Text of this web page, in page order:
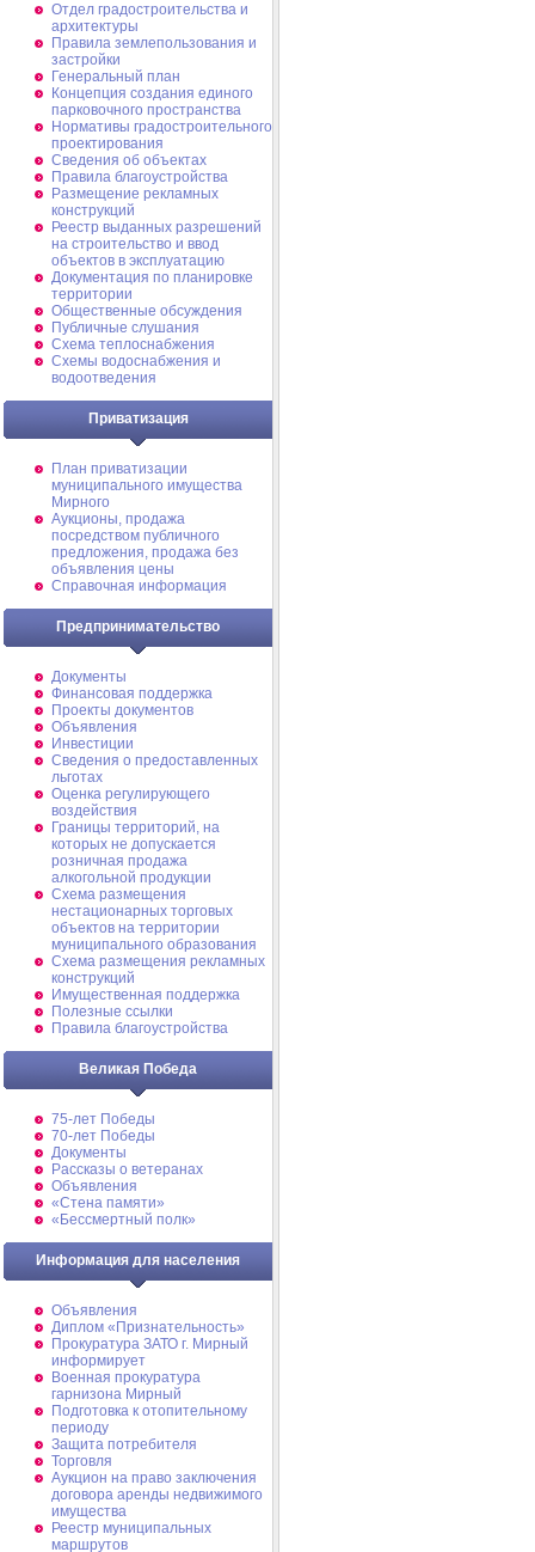
Отдел градостроительства и
архитектуры
Правила землепользования и
застройки
Генеральный план
Концепция создания единого
парковочного пространства
Нормативы градостроительного
проектирования
Сведения об объектах
Правила благоустройства
Размещение рекламных
конструкций
Реестр выданных разрешений
на строительство и ввод
объектов в эксплуатацию
Документация по планировке
территории
Общественные обсуждения
Публичные слушания
Схема теплоснабжения
Схемы водоснабжения и
водоотведения
Приватизация
План приватизации
муниципального имущества
Мирного
Аукционы, продажа
посредством публичного
предложения, продажа без
объявления цены
Справочная информация
Предпринимательство
Документы
Финансовая поддержка
Проекты документов
Объявления
Инвестиции
Сведения о предоставленных
льготах
Оценка регулирующего
воздействия
Границы территорий, на
которых не допускается
розничная продажа
алкогольной продукции
Схема размещения
нестационарных торговых
объектов на территории
муниципального образования
Схема размещения рекламных
конструкций
Имущественная поддержка
Полезные ссылки
Правила благоустройства
Великая Победа
75-лет Победы
70-лет Победы
Документы
Рассказы о ветеранах
Объявления
«Стена памяти»
«Бессмертный полк»
Информация для населения
Объявления
Диплом «Признательность»
Прокуратура ЗАТО г. Мирный
информирует
Военная прокуратура
гарнизона Мирный
Подготовка к отопительному
периоду
Защита потребителя
Торговля
Аукцион на право заключения
договора аренды недвижимого
имущества
Реестр муниципальных
маршрутов